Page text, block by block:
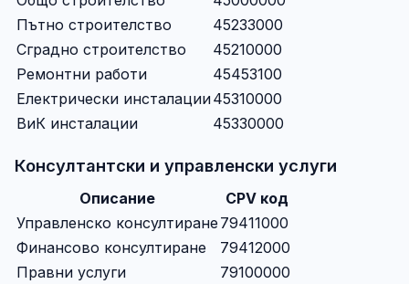
Пътно строителство
45233000
Сградно строителство
45210000
Ремонтни работи
45453100
Електрически инсталации45310000
ВиК инсталации
45330000
Консултантски и управленски услуги
Описание
CPV код
Управленско консултиране 79411000
Финансово консултиране
79412000
Правни услуги
79100000